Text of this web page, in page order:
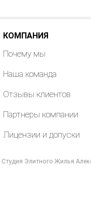
КОМПАНИЯ
Почему мы
Наша команда
Отзывы клиентов
Партнеры компании
Лицензии и допуски
Студия Элитного Жилья